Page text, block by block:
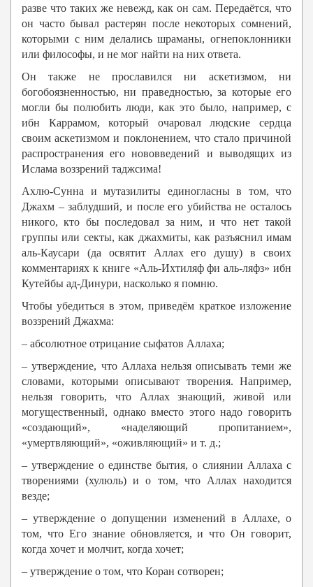
разве что таких же невежд, как он сам. Передаётся, что
он часто бывал растерян после некоторых сомнений,
которыми с ним делались шраманы, огнепоклонники
или философы, и не мог найти на них ответа.
Он также не прославился ни аскетизмом, ни
богобоязненностью, ни праведностью, за которые его
могли бы полюбить люди, как это было, например, с
ибн Каррамом, который очаровал людские сердца
своим аскетизмом и поклонением, что стало причиной
распространения его нововведений и выводящих из
Ислама воззрений таджсима!
Ахлю-Сунна и мутазилиты единогласны в том, что
Джахм – заблудший, и после его убийства не осталось
никого, кто бы последовал за ним, и что нет такой
группы или секты, как джахмиты, как разъяснил имам
аль-Каусари (да освятит Аллах его душу) в своих
комментариях к книге «Аль-Ихтиляф фи аль-ляфз» ибн
Кутейбы ад-Динури, насколько я помню.
Чтобы убедиться в этом, приведём краткое изложение
воззрений Джахма:
– абсолютное отрицание сыфатов Аллаха;
– утверждение, что Аллаха нельзя описывать теми же
словами, которыми описывают творения. Например,
нельзя говорить, что Аллах знающий, живой или
могущественный, однако вместо этого надо говорить
«создающий», «наделяющий пропитанием»,
«умертвляющий», «оживляющий» и т. д.;
– утверждение о единстве бытия, о слиянии Аллаха с
творениями (хулюль) и о том, что Аллах находится
везде;
– утверждение о допущении изменений в Аллахе, о
том, что Его знание обновляется, и что Он говорит,
когда хочет и молчит, когда хочет;
– утверждение о том, что Коран сотворен;